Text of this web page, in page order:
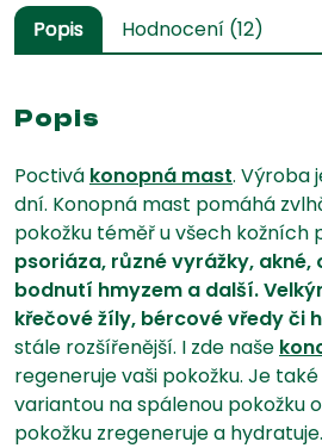
Popis Hodnocení (12)
Popis
Poctivá konopná mast. Výroba
dní. Konopná mast pomáhá
pokožku téměř u všech kožních
psoriáza, různé vyrážky, akné,
bodnutí hmyzem a další.
křečové žíly, bércové vředy či
stále rozšířenější. I zde naše
regeneruje vaši pokožku. Je
variantou na spálenou pokožku
pokožku zregeneruje a hydratuje.